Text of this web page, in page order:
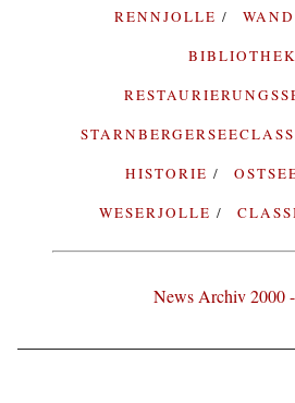
RENNJOLLE
BIBLIOTHEK
HISTORIE
WESERJOLLE
News Archiv 2000